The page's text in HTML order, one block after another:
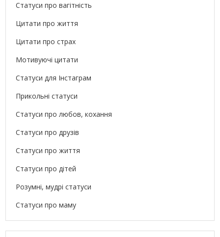
Статуси про вагітність
Цитати про життя
Цитати про страх
Мотивуючі цитати
Статуси для Інстаграм
Прикольні статуси
Статуси про любов, кохання
Статуси про друзів
Статуси про життя
Статуси про дітей
Розумні, мудрі статуси
Статуси про маму